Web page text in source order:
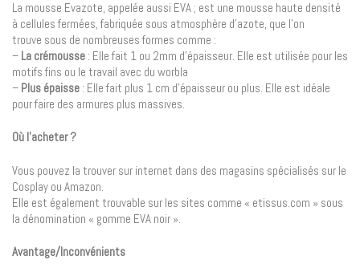
La mousse Evazote, appelée aussi EVA ; est une mousse haute densité
à cellules fermées, fabriquée sous atmosphère d’azote, que l’on
trouve sous de nombreuses formes comme :
– La crémousse : Elle fait 1 ou 2mm d’épaisseur. Elle est utilisée pour les
motifs fins ou le travail avec du worbla
– Plus épaisse : Elle fait plus 1 cm d’épaisseur ou plus. Elle est idéale
pour faire des armures plus massives.
Où l’acheter ?
Vous pouvez la trouver sur internet dans des magasins spécialisés sur le
Cosplay ou Amazon.
Elle est également trouvable sur les sites comme « etissus.com » sous
la dénomination « gomme EVA noir ».
Avantage/Inconvénients